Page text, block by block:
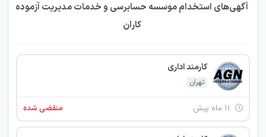
IranEstekhdam.ir
آگهی‌های استخدام موسسه حسابرسی و خدمات مدیریت آزموده
کاران
كارمند ادارى
تهران
منقضی شده